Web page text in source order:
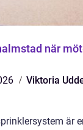
mötet blir en
Viktoria
är